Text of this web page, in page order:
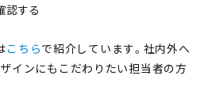
認する
こちらで紹介しています。社内外へ
インにもこだわりたい担当者の方